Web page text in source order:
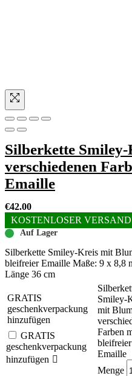
Silberkette
verschiedenen
Emaille
€42.00
KOSTENLOSER VERSAND
Auf Lager
Silberkette Smiley-Kreis mit
bleifreier Emaille Maße: 9 x 8,8
Länge 36 cm
GRATIS
geschenkverpackung
hinzufügen
GRATIS
geschenkverpackung
hinzufügen
Smiley-
mit
Farben
bleifreier
Emaille
Menge